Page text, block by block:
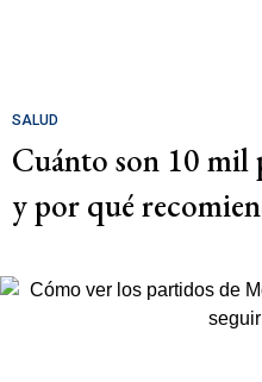
SALUD
Cuánto son 10 mil
y por qué